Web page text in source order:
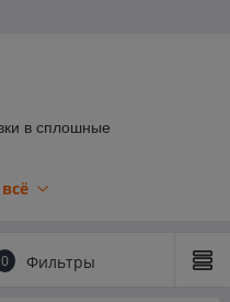
в сплошные
силовых проводов
0 Фильтры